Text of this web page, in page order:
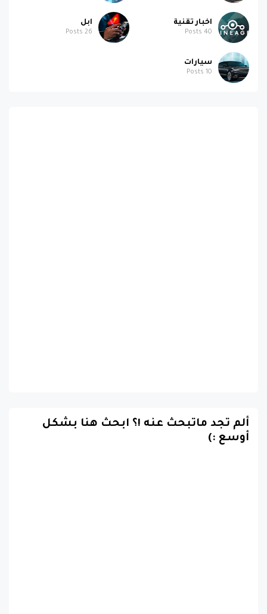
اخبار تقنية
40
ابل
26
سيارات
10
ألم تجد ماتبحث عنه !؟ ابحث هنا بشكل
أوسع :)